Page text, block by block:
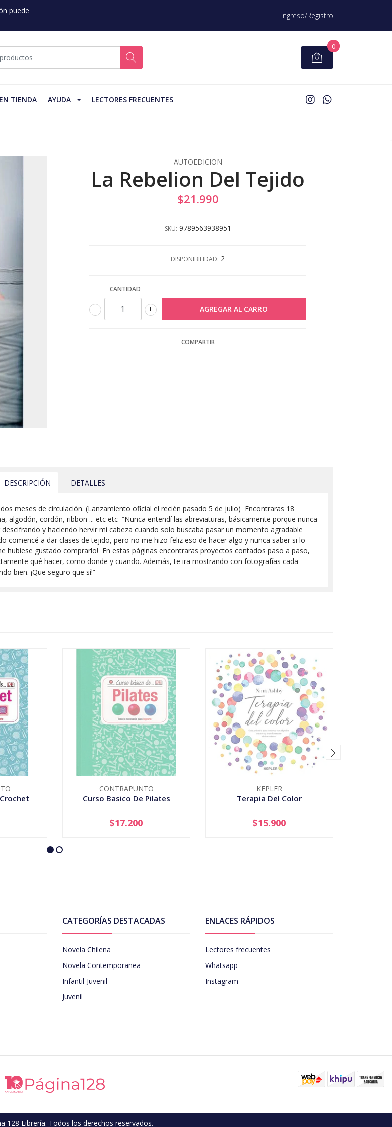
puede
Ingreso/Registro
0
TIENDA AYUDA LECTORES FRECUENTES
AUTOEDICION
La Rebelion Del Tejido
$21.990
SKU: 9789563938951
DISPONIBILIDAD: 2
CANTIDAD
+
-
COMPARTIR
DESCRIPCIÓN DETALLES
meses de circulación. (Lanzamiento oficial el recién pasado 5 de julio) Encontraras 18
algodón, cordón, ribbon ... etc etc “Nunca entendí las abreviaturas, básicamente porque nunca
y haciendo hervir mi cabeza cuando solo buscaba pasar un momento agradable
comencé a dar clases de tejido, pero no me hizo feliz eso de hacer algo y nunca saber si lo
hubiese gustado comprarlo! En estas páginas encontraras proyectos contados paso a paso,
qué hacer, como donde y cuando. Además, te ira mostrando con fotografías cada
bien. ¡Que seguro que sí!”
CONTRAPUNTO
Curso Basico De Pilates
AGOTADO
$17.200
KEPLER
Terapia Del Color
AGOTADO
$15.900
CATEGORÍAS DESTACADAS
Novela Chilena
Novela Contemporanea
Infantil-Juvenil
Juvenil
ENLACES RÁPIDOS
Lectores frecuentes
Whatsapp
Instagram
128 Librería. Todos los derechos reservados.